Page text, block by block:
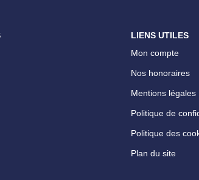
LIENS UTILES
Mon compte
Nos honoraires
Mentions légales
Politique de
Politique des
Plan du site